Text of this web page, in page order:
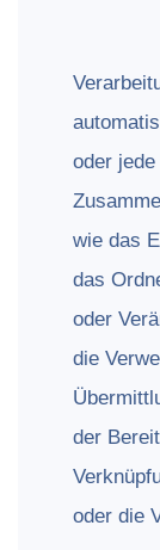
oder
wie das
das
oder
die
der
oder die